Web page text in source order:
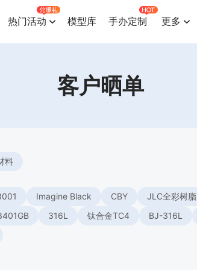
热门活动 模型库 手办定制 更多
客户晒单
料
Imagine Black CBY JLC全彩树脂
316L 钛合金TC4 BJ-316L